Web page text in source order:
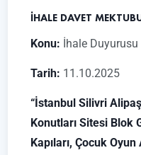
İHALE DAVET
Konu: İhale Duyurusu
Tarih: 11.10.2025
“İstanbul Silivri
Konutları Sitesi Blok
Kapıları, Çocuk